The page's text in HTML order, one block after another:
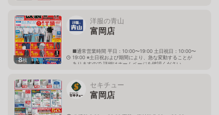
8枚
洋服の青山
富岡店
■通常営業時間 平日：10:00〜19:00 土日祝日：10:00〜
19:00 ※土日祝および期間により、急な変動することが
ありますので 詳細はホームページを確認ください
セキチュー
富岡店